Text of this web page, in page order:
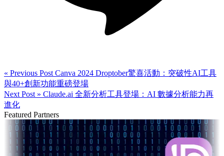
« Previous Post Canva 2024 Droptober驚喜活動：突破性AI工具
與40+創新功能重磅登場
Next Post » Claude.ai 全新分析工具登場：AI 數據分析能力再
進化
Featured Partners